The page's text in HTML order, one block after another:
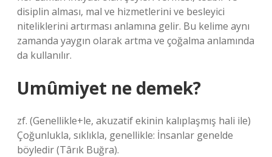
disiplin alması, mal ve hizmetlerini ve besleyici
niteliklerini artırması anlamına gelir. Bu kelime aynı
zamanda yaygın olarak artma ve çoğalma anlamında
da kullanılır.
Umûmiyet ne demek?
zf. (Genellikle+le, akuzatif ekinin kalıplaşmış hali ile)
Çoğunlukla, sıklıkla, genellikle: İnsanlar genelde
böyledir (Târık Buğra).